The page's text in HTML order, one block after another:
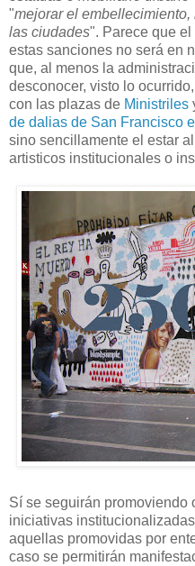
"mejorar el
las ciudades". Parece que el
estas sanciones no será en
que, al menos la
desconocer, visto lo
con las plazas de Ministriles
de dalias de San Francisco
sino sencillamente el estar
artisticos institucionales o
Sí se seguirán promoviendo
iniciativas
aquellas promovidas por
caso se permitirán